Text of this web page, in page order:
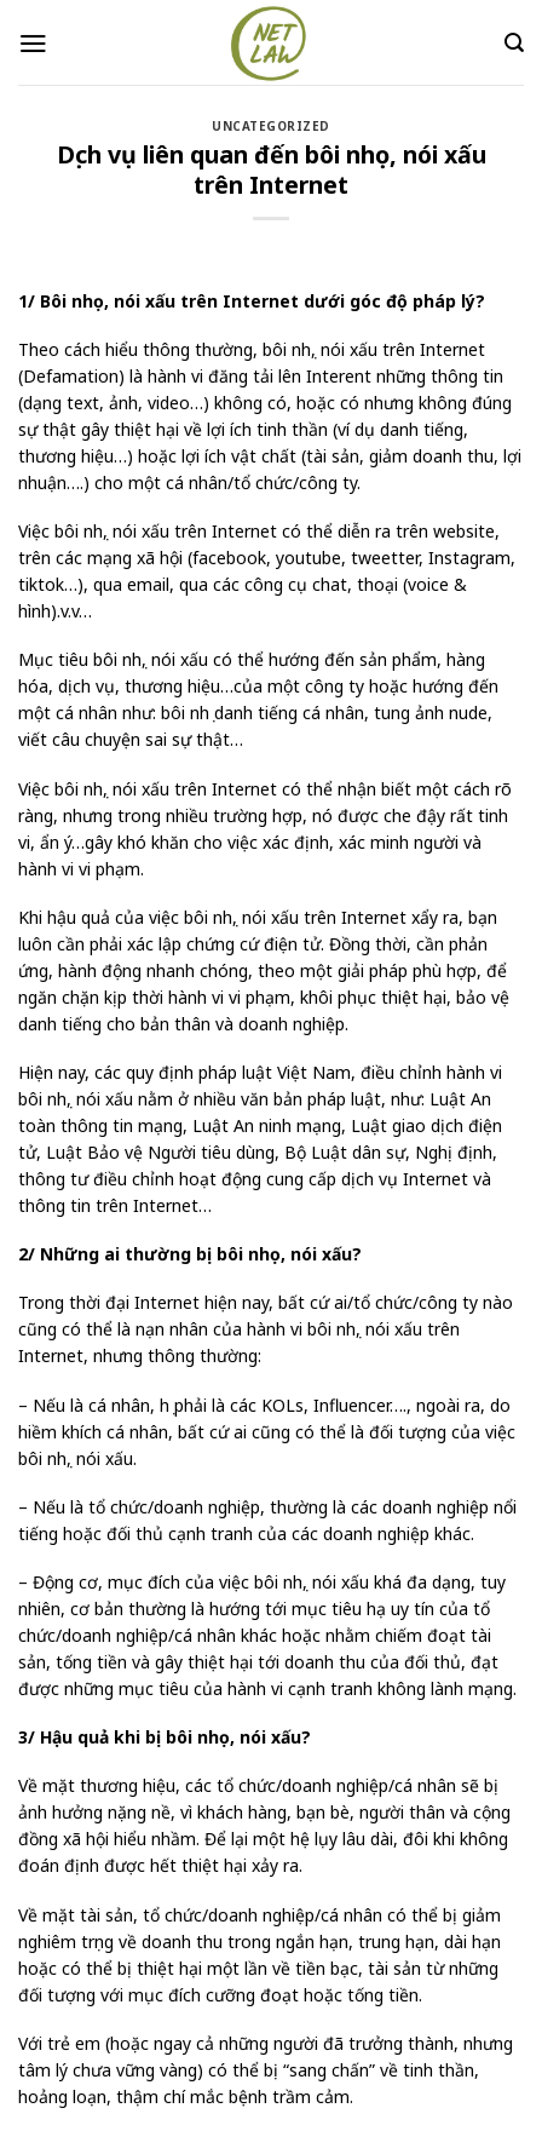
UNCATEGORIZED
Dịch vụ liên quan đến bôi nhọ, nói xấu
trên Internet
1/ Bôi nhọ, nói xấu trên Internet dưới góc độ pháp lý?
Theo cách hiểu thông thường, bôi nhọ, nói xấu trên Internet
(Defamation) là hành vi đăng tải lên Interent những thông tin
(dạng text, ảnh, video…) không có, hoặc có nhưng không đúng
sự thật gây thiệt hại về lợi ích tinh thần (ví dụ danh tiếng,
thương hiệu…) hoặc lợi ích vật chất (tài sản, giảm doanh thu, lợi
nhuận….) cho một cá nhân/tổ chức/công ty.
Việc bôi nhọ, nói xấu trên Internet có thể diễn ra trên website,
trên các mạng xã hội (facebook, youtube, tweetter, Instagram,
tiktok…), qua email, qua các công cụ chat, thoại (voice &
hình).v.v…
Mục tiêu bôi nhọ, nói xấu có thể hướng đến sản phẩm, hàng
hóa, dịch vụ, thương hiệu…của một công ty hoặc hướng đến
một cá nhân như: bôi nhọ danh tiếng cá nhân, tung ảnh nude,
viết câu chuyện sai sự thật…
Việc bôi nhọ, nói xấu trên Internet có thể nhận biết một cách rõ
ràng, nhưng trong nhiều trường hợp, nó được che đậy rất tinh
vi, ẩn ý…gây khó khăn cho việc xác định, xác minh người và
hành vi vi phạm.
Khi hậu quả của việc bôi nhọ, nói xấu trên Internet xẩy ra, bạn
luôn cần phải xác lập chứng cứ điện tử. Đồng thời, cần phản
ứng, hành động nhanh chóng, theo một giải pháp phù hợp, để
ngăn chặn kịp thời hành vi vi phạm, khôi phục thiệt hại, bảo vệ
danh tiếng cho bản thân và doanh nghiệp.
Hiện nay, các quy định pháp luật Việt Nam, điều chỉnh hành vi
bôi nhọ, nói xấu nằm ở nhiều văn bản pháp luật, như: Luật An
toàn thông tin mạng, Luật An ninh mạng, Luật giao dịch điện
tử, Luật Bảo vệ Người tiêu dùng, Bộ Luật dân sự, Nghị định,
thông tư điều chỉnh hoạt động cung cấp dịch vụ Internet và
thông tin trên Internet…
2/ Những ai thường bị bôi nhọ, nói xấu?
Trong thời đại Internet hiện nay, bất cứ ai/tổ chức/công ty nào
cũng có thể là nạn nhân của hành vi bôi nhọ, nói xấu trên
Internet, nhưng thông thường:
– Nếu là cá nhân, họ phải là các KOLs, Influencer…., ngoài ra, do
hiềm khích cá nhân, bất cứ ai cũng có thể là đối tượng của việc
bôi nhọ, nói xấu.
– Nếu là tổ chức/doanh nghiệp, thường là các doanh nghiệp nổi
tiếng hoặc đối thủ cạnh tranh của các doanh nghiệp khác.
– Động cơ, mục đích của việc bôi nhọ, nói xấu khá đa dạng, tuy
nhiên, cơ bản thường là hướng tới mục tiêu hạ uy tín của tổ
chức/doanh nghiệp/cá nhân khác hoặc nhằm chiếm đoạt tài
sản, tống tiền và gây thiệt hại tới doanh thu của đối thủ, đạt
được những mục tiêu của hành vi cạnh tranh không lành mạng.
3/ Hậu quả khi bị bôi nhọ, nói xấu?
Về mặt thương hiệu, các tổ chức/doanh nghiệp/cá nhân sẽ bị
ảnh hưởng nặng nề, vì khách hàng, bạn bè, người thân và cộng
đồng xã hội hiểu nhầm. Để lại một hệ lụy lâu dài, đôi khi không
đoán định được hết thiệt hại xảy ra.
Về mặt tài sản, tổ chức/doanh nghiệp/cá nhân có thể bị giảm
nghiêm trọng về doanh thu trong ngắn hạn, trung hạn, dài hạn
hoặc có thể bị thiệt hại một lần về tiền bạc, tài sản từ những
đối tượng với mục đích cưỡng đoạt hoặc tống tiền.
Với trẻ em (hoặc ngay cả những người đã trưởng thành, nhưng
tâm lý chưa vững vàng) có thể bị “sang chấn” về tinh thần,
hoảng loạn, thậm chí mắc bệnh trầm cảm.